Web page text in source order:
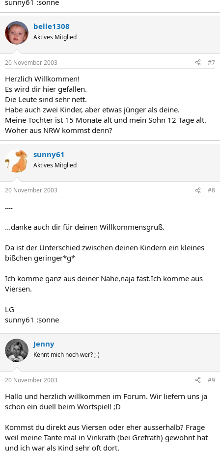
sunny61 :sonne
belle1308
Aktives Mitglied
20 November 2003 #7
Herzlich Willkommen!
Es wird dir hier gefallen.
Die Leute sind sehr nett.
Habe auch zwei Kinder, aber etwas jünger als deine.
Meine Tochter ist 15 Monate alt und mein Sohn 12 Tage alt.
Woher aus NRW kommst denn?
sunny61
Aktives Mitglied
20 November 2003 #8
....
...danke auch dir für deinen Willkommensgruß.
Da ist der Unterschied zwischen deinen Kindern ein kleines
bißchen geringer*g*
Ich komme ganz aus deiner Nähe,naja fast.Ich komme aus
Viersen.
LG
sunny61 :sonne
Jenny
Kennt mich noch wer? ;-)
20 November 2003 #9
Hallo und herzlich willkommen im Forum. Wir liefern uns ja
schon ein duell beim Wortspiel! ;D
Kommst du direkt aus Viersen oder eher ausserhalb? Frage
weil meine Tante mal in Vinkrath (bei Grefrath) gewohnt hat
und ich war als Kind sehr oft dort.